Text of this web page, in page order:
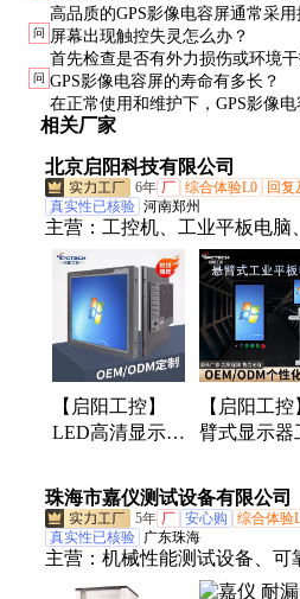
实际测试。
高品质的GPS影像电容屏通常采
计，即使在强光下也能保持较好
能受到影响。
问 屏幕出现触控失灵怎么办？
首先检查是否有外力损伤或环境
备或更新驱动程序。若问题依旧
换。
问 GPS影像电容屏的寿命有多长？
在正常使用和维护下，GPS影像
体寿命还取决于使用环境和频率，
相关厂家
北京启阳科技有限公司
6年 厂 综合体验L0 回复
真实性已核验 河南郑州
主营： 工控机、工业平板电脑
高清显示屏、工控一体机、工
脑、ARM工控一体机、4U工
【启阳工控】
LED高清显示屏
电脑 电容电阻
触摸
【启阳工
臂式显示器
阻触摸屏
珠海市嘉仪测试设备有限公司
5年 厂 安心购 综合体验
真实性已核验 广东珠海
主营： 机械性能测试设备、可
电用器检测设备、触摸屏、国